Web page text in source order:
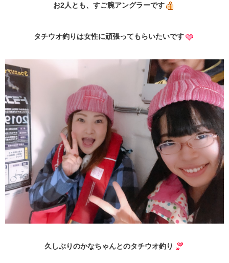
お2人とも、すご腕アングラーです
タチウオ釣りは女性に頑張ってもらいたいです
久しぶりのかなちゃんとのタチウオ釣り